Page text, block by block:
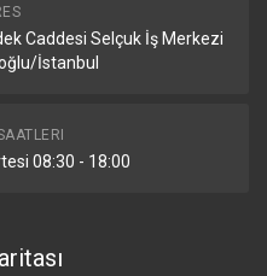
Caddesi Selçuk İş Merkezi
İstanbul
08:30 - 18:00